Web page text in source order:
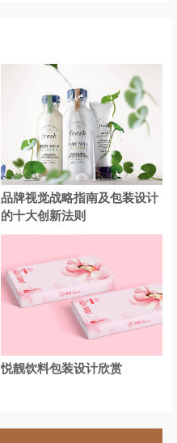
品牌视觉战略指南及包装设计
的十大创新法则
悦靓饮料包装设计欣赏